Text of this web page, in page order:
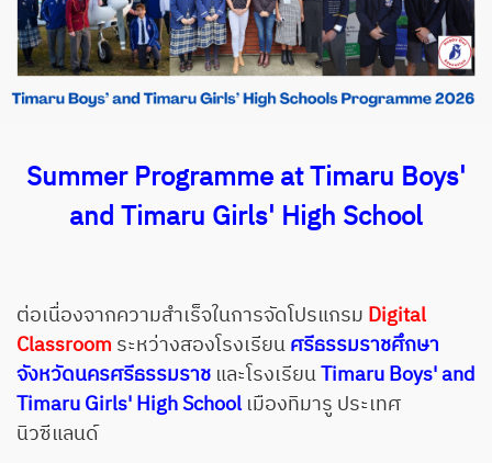
Summer Programme at Timaru Boys'
and Timaru Girls' High School
ต่อเนื่องจากความสำเร็จในการจัดโปรแกรม Digital
Classroom ระหว่างสองโรงเรียนศรีธรรมราชศึกษา
จังหวัดนครศรีธรรมราช และโรงเรียนTimaru Boys' and
Timaru Girls' High School เมืองทิมารู ประเทศ
นิวซีแลนด์